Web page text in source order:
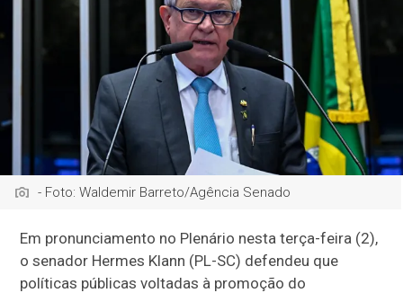
- Foto: Waldemir Barreto/Agência Senado
Em pronunciamento no Plenário nesta terça-feira (2),
o senador Hermes Klann (PL-SC) defendeu que
políticas públicas voltadas à promoção do